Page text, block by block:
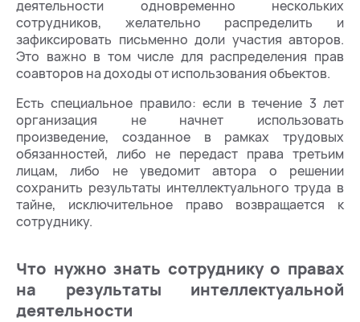
деятельности одновременно нескольких
сотрудников, желательно распределить и
зафиксировать письменно доли участия авторов.
Это важно в том числе для распределения прав
соавторов на доходы от использования объектов.
Есть специальное правило: если в течение 3 лет
организация не начнет использовать
произведение, созданное в рамках трудовых
обязанностей, либо не передаст права третьим
лицам, либо не уведомит автора о решении
сохранить результаты интеллектуального труда в
тайне, исключительное право возвращается к
сотруднику.
Что нужно знать сотруднику о правах
на результаты интеллектуальной
деятельности